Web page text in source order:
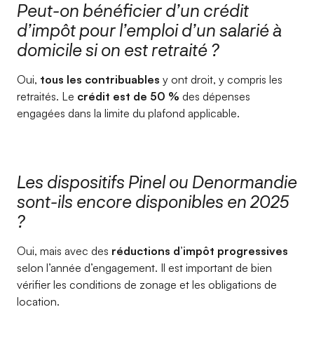
Peut-on bénéficier d’un crédit
d’impôt pour l’emploi d’un salarié à
domicile si on est retraité ?
Oui, tous les contribuables y ont droit, y compris les
retraités. Le crédit est de 50 % des dépenses
engagées dans la limite du plafond applicable.
Les dispositifs Pinel ou Denormandie
sont-ils encore disponibles en 2025
?
Oui, mais avec des réductions d’impôt progressives
selon l’année d’engagement. Il est important de bien
vérifier les conditions de zonage et les obligations de
location.